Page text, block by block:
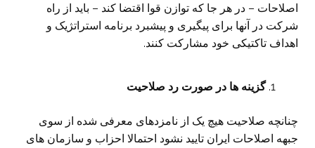
اصلاحات – در هر جا که توازن قوا اقتضا کند – باید از راه
شرکت در آنها برای پیگیری و پیشبرد برنامه استراتژیک و
اهداف تاکتیکی خود مشارکت کنند.
گزینه ها در صورت رد صلاحیت
چنانچه صلاحیت هیچ یک از نامزدهای معرفی شده از سوی
جبهه اصلاحات ایران تایید نشود احتمالا احزاب و سازمان های